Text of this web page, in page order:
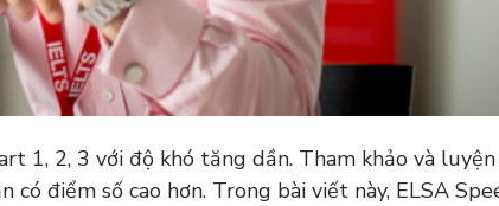
1, 2, 3 với độ khó tăng dần. Tham khảo và
điểm số cao hơn. Trong bài viết này, ELSA